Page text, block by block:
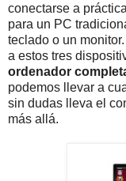
conectarse a
para un PC
teclado o un
a estos tres
ordenador
podemos llevar a
sin dudas lleva el
más allá.